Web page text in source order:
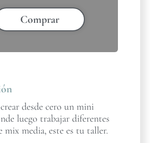
Comprar
desde cero un mini
luego trabajar diferentes
mix media, este es tu taller.